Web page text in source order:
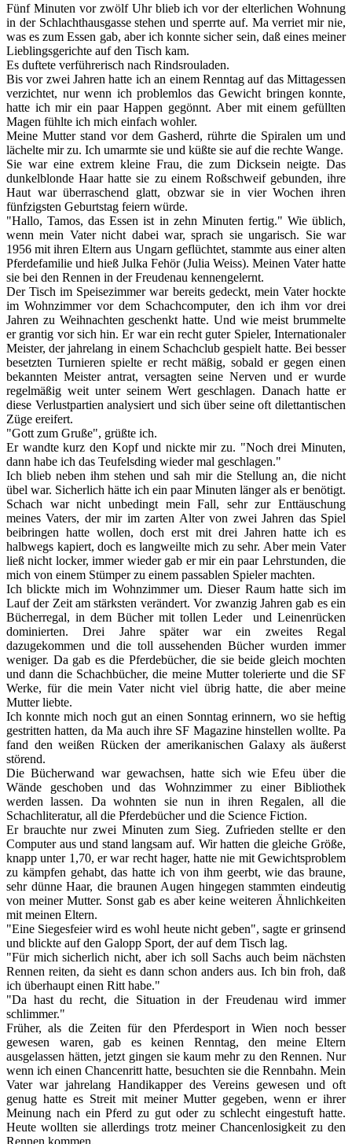
Fünf Minuten vor zwölf Uhr blieb ich vor der elterlichen Wohnung
in der Schlachthausgasse stehen und sperrte auf. Ma verriet mir nie,
was es zum Essen gab, aber ich konnte sicher sein, daß eines meiner
Lieblingsgerichte auf den Tisch kam.
Es duftete verführerisch nach Rindsrouladen.
Bis vor zwei Jahren hatte ich an einem Renntag auf das Mittagessen
verzichtet, nur wenn ich problemlos das Gewicht bringen konnte,
hatte ich mir ein paar Happen gegönnt. Aber mit einem gefüllten
Magen fühlte ich mich einfach wohler.
Meine Mutter stand vor dem Gasherd, rührte die Spiralen um und
lächelte mir zu. Ich umarmte sie und küßte sie auf die rechte Wange.
Sie war eine extrem kleine Frau, die zum Dicksein neigte. Das
dunkelblonde Haar hatte sie zu einem Roßschweif gebunden, ihre
Haut war überraschend glatt, obzwar sie in vier Wochen ihren
fünfzigsten Geburtstag feiern würde.
"Hallo, Tamos, das Essen ist in zehn Minuten fertig." Wie üblich,
wenn mein Vater nicht dabei war, sprach sie ungarisch. Sie war
1956 mit ihren Eltern aus Ungarn geflüchtet, stammte aus einer alten
Pferdefamilie und hieß Julka Fehör (Julia Weiss). Meinen Vater hatte
sie bei den Rennen in der Freudenau kennengelernt.
Der Tisch im Speisezimmer war bereits gedeckt, mein Vater hockte
im Wohnzimmer vor dem Schachcomputer, den ich ihm vor drei
Jahren zu Weihnachten geschenkt hatte. Und wie meist brummelte
er grantig vor sich hin. Er war ein recht guter Spieler, Internationaler
Meister, der jahrelang in einem Schachclub gespielt hatte. Bei besser
besetzten Turnieren spielte er recht mäßig, sobald er gegen einen
bekannten Meister antrat, versagten seine Nerven und er wurde
regelmäßig weit unter seinem Wert geschlagen. Danach hatte er
diese Verlustpartien analysiert und sich über seine oft dilettantischen
Züge ereifert.
"Gott zum Gruße", grüßte ich.
Er wandte kurz den Kopf und nickte mir zu. "Noch drei Minuten,
dann habe ich das Teufelsding wieder mal geschlagen."
Ich blieb neben ihm stehen und sah mir die Stellung an, die nicht
übel war. Sicherlich hätte ich ein paar Minuten länger als er benötigt.
Schach war nicht unbedingt mein Fall, sehr zur Enttäuschung
meines Vaters, der mir im zarten Alter von zwei Jahren das Spiel
beibringen hatte wollen, doch erst mit drei Jahren hatte ich es
halbwegs kapiert, doch es langweilte mich zu sehr. Aber mein Vater
ließ nicht locker, immer wieder gab er mir ein paar Lehrstunden, die
mich von einem Stümper zu einem passablen Spieler machten.
Ich blickte mich im Wohnzimmer um. Dieser Raum hatte sich im
Lauf der Zeit am stärksten verändert. Vor zwanzig Jahren gab es ein
Bücherregal, in dem Bücher mit tollen Leder und Leinenrücken
dominierten. Drei Jahre später war ein zweites Regal
dazugekommen und die toll aussehenden Bücher wurden immer
weniger. Da gab es die Pferdebücher, die sie beide gleich mochten
und dann die Schachbücher, die meine Mutter tolerierte und die SF
Werke, für die mein Vater nicht viel übrig hatte, die aber meine
Mutter liebte.
Ich konnte mich noch gut an einen Sonntag erinnern, wo sie heftig
gestritten hatten, da Ma auch ihre SF Magazine hinstellen wollte. Pa
fand den weißen Rücken der amerikanischen Galaxy als äußerst
störend.
Die Bücherwand war gewachsen, hatte sich wie Efeu über die
Wände geschoben und das Wohnzimmer zu einer Bibliothek
werden lassen. Da wohnten sie nun in ihren Regalen, all die
Schachliteratur, all die Pferdebücher und die Science Fiction.
Er brauchte nur zwei Minuten zum Sieg. Zufrieden stellte er den
Computer aus und stand langsam auf. Wir hatten die gleiche Größe,
knapp unter 1,70, er war recht hager, hatte nie mit Gewichtsproblem
zu kämpfen gehabt, das hatte ich von ihm geerbt, wie das braune,
sehr dünne Haar, die braunen Augen hingegen stammten eindeutig
von meiner Mutter. Sonst gab es aber keine weiteren Ähnlichkeiten
mit meinen Eltern.
"Eine Siegesfeier wird es wohl heute nicht geben", sagte er grinsend
und blickte auf den Galopp Sport, der auf dem Tisch lag.
"Für mich sicherlich nicht, aber ich soll Sachs auch beim nächsten
Rennen reiten, da sieht es dann schon anders aus. Ich bin froh, daß
ich überhaupt einen Ritt habe."
"Da hast du recht, die Situation in der Freudenau wird immer
schlimmer."
Früher, als die Zeiten für den Pferdesport in Wien noch besser
gewesen waren, gab es keinen Renntag, den meine Eltern
ausgelassen hätten, jetzt gingen sie kaum mehr zu den Rennen. Nur
wenn ich einen Chancenritt hatte, besuchten sie die Rennbahn. Mein
Vater war jahrelang Handikapper des Vereins gewesen und oft
genug hatte es Streit mit meiner Mutter gegeben, wenn er ihrer
Meinung nach ein Pferd zu gut oder zu schlecht eingestuft hatte.
Heute wollten sie allerdings trotz meiner Chancenlosigkeit zu den
Rennen kommen.